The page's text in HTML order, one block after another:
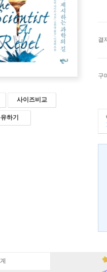
사이즈비교
하기
결
구